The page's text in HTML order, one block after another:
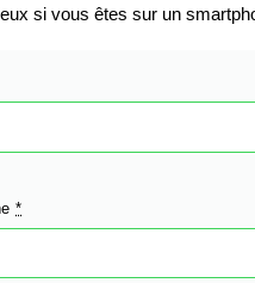
si vous êtes sur un
*